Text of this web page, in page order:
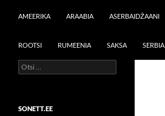
AMEERIKA
ARAABIA ASERBAIDŽAANI
ROOTSI RUMEENIA SAKSA SERBIA
Otsi:
SONETT.EE